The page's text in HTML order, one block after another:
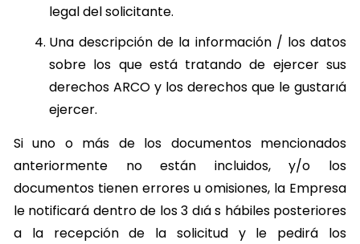
legal del solicitante.
Una descripción de la información / los datos
sobre los que está tratando de ejercer sus
derechos ARCO y los derechos que le gustarıá
ejercer.
Si uno o más de los documentos mencionados
anteriormente no están incluidos, y/o los
documentos tienen errores u omisiones, la Empresa
le notificará dentro de los 3 dıá s hábiles posteriores
a la recepción de la solicitud y le pedirá los